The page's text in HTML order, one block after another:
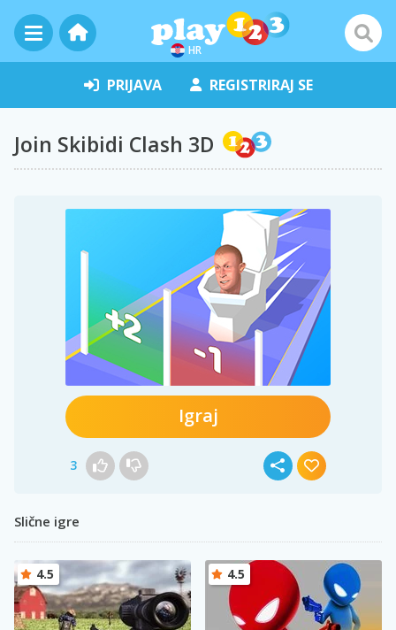
HR
PRIJAVA REGISTRIRAJ SE
Join Skibidi Clash 3D
Igraj
3
Slične igre
4.5 4.5